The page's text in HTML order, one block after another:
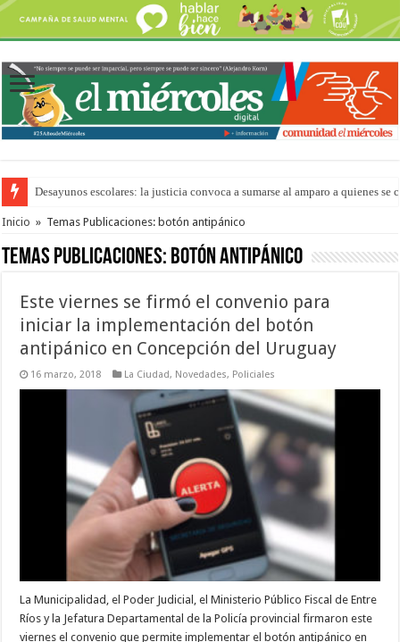
Desayunos escolares: la justicia convoca a sumarse al amparo a quienes se
“La Feria en tu Barrio” para agostocon sus días y horarios
Inicio » Temas Publicaciones: botón antipánico
Temas Publicaciones: botón antipánico
Este viernes se firmó el convenio para
iniciar la implementación del botón
antipánico en Concepción del Uruguay
16 marzo, 2018 La Ciudad, Novedades, Policiales
La Municipalidad, el Poder Judicial, el Ministerio Público Fiscal de Entre
Ríos y la Jefatura Departamental de la Policía provincial firmaron este
viernes el convenio que permite implementar el botón antipánico en